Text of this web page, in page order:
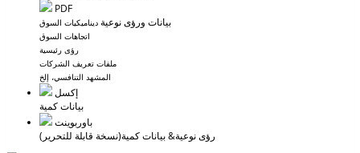
PDF
بيانات ورؤى نوعية ديناميكيات السوق
اتجاهات السوق
رؤى رئيسية
ملفات تعريف الشركات
المشهد التنافسي، إلخ
إكسل
بيانات كمية
باوربوينت
رؤى نوعية& بيانات كمية(نسخة قابلة للتحرير)